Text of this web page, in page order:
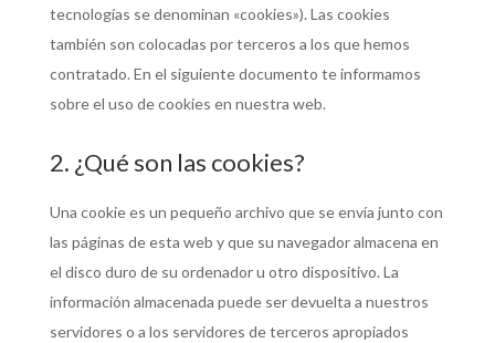
tecnologías se denominan «cookies»). Las cookies
también son colocadas por terceros a los que hemos
contratado. En el siguiente documento te informamos
sobre el uso de cookies en nuestra web.
2. ¿Qué son las cookies?
Una cookie es un pequeño archivo que se envía junto con
las páginas de esta web y que su navegador almacena en
el disco duro de su ordenador u otro dispositivo. La
información almacenada puede ser devuelta a nuestros
servidores o a los servidores de terceros apropiados